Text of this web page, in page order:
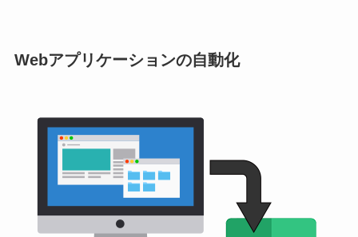
Webアプリケーションの自動化